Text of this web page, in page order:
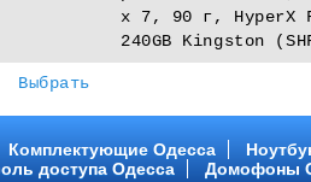
x 7, 90 г, HyperX
240GB Kingston
Выбрать
Комплектующие Одесса
доступа Одесса
Домофоны